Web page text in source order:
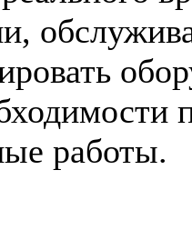
работы.